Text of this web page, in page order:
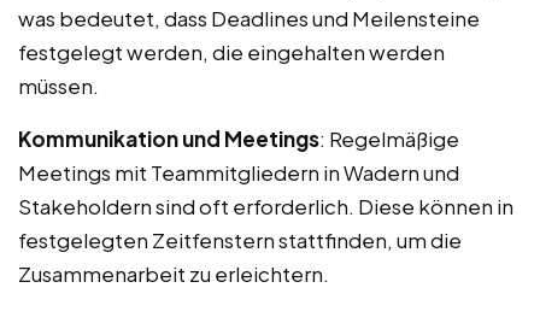
was bedeutet, dass Deadlines und Meilensteine
festgelegt werden, die eingehalten werden
müssen.
Kommunikation und Meetings: Regelmäßige
Meetings mit Teammitgliedern in Wadern und
Stakeholdern sind oft erforderlich. Diese können in
festgelegten Zeitfenstern stattfinden, um die
Zusammenarbeit zu erleichtern.